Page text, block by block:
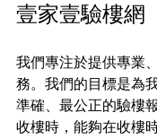
壹家壹驗樓網
我們專注於提供專業
務。我們的目標是為
準確、最公正的驗樓
收樓時，能夠在收樓